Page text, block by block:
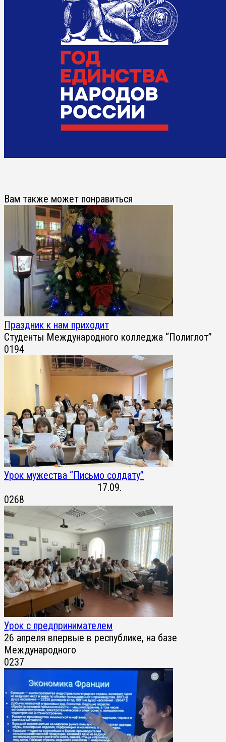
Вам также может понравиться
Праздник к нам приходит
Студенты Международного колледжа “Полиглот”
0194
Урок мужества “Письмо солдату”
17.09.
0268
Урок с предпринимателем
26 апреля впервые в республике, на базе
Международного
0237